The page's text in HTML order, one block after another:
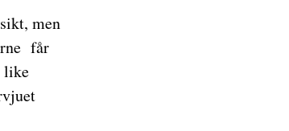
men
får
like